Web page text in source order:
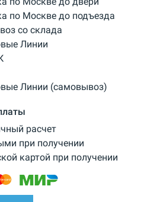
по Москве до подъезда
со склада
Линии
Линии (самовывоз)
расчет
при получении
картой при получении